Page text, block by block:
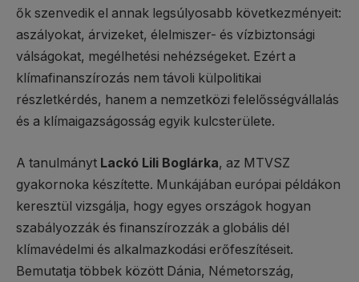
ők szenvedik el annak legsúlyosabb következményeit:
aszályokat, árvizeket, élelmiszer- és vízbiztonsági
válságokat, megélhetési nehézségeket. Ezért a
klímafinanszírozás nem távoli külpolitikai
részletkérdés, hanem a nemzetközi felelősségvállalás
és a klímaigazságosság egyik kulcsterülete.
A tanulmányt Lackó Lili Boglárka, az MTVSZ
gyakornoka készítette. Munkájában európai példákon
keresztül vizsgálja, hogy egyes országok hogyan
szabályozzák és finanszírozzák a globális dél
klímavédelmi és alkalmazkodási erőfeszítéseit.
Bemutatja többek között Dánia, Németország,